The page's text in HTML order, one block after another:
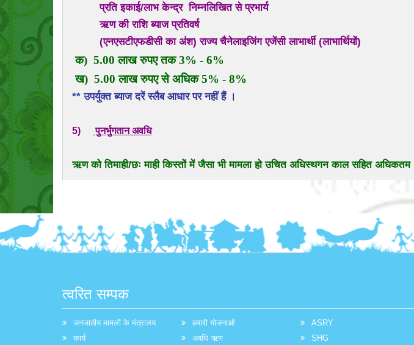
प्रति इकाई/लाभ केन्द्र निम्नलिखित से प्रभार्य
ऋण की राशि ब्याज प्रतिवर्ष
(एनएसटीएफडीसी का अंश) राज्य चैनेलाइजिंग एजेंसी लाभार्थी (लाभार्थियों)
क) 5.00 लाख रुपए तक 3% - 6%
ख) 5.00 लाख रुपए से अधिक 5% - 8%
** उपर्युक्त ब्याज दरें स्लैब आधार पर नहीं हैं ।
5) पुनर्भुगतान अवधि
ऋण को तिमाही/छः माही किस्तों में जैसा भी मामला हो उचित अधिस्थगन काल सहित अधिकतम
त्वरित सम्पक
जनजातीय मामलों के मंत्रालय
कार्य
हमारी योजनाओं
अवधि ऋण
ASRY
SHG